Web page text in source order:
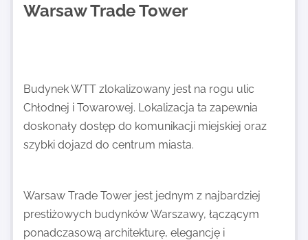
Warsaw Trade Tower
Budynek WTT zlokalizowany jest na rogu ulic
Chłodnej i Towarowej. Lokalizacja ta zapewnia
doskonały dostęp do komunikacji miejskiej oraz
szybki dojazd do centrum miasta.
Warsaw Trade Tower jest jednym z najbardziej
prestiżowych budynków Warszawy, łączącym
ponadczasową architekturę, elegancję i